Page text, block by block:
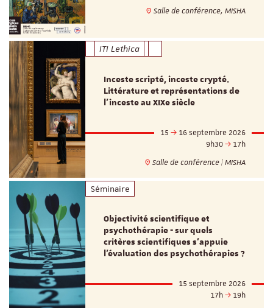
Salle de conférence, MISHA
ITI Lethica
Inceste scripté, inceste crypté.
Littérature et représentations de
l’inceste au XIXe siècle
15
16 septembre 2026
9h30
17h
Salle de conférence | MISHA
Séminaire
Objectivité scientifique et
psychothérapie - sur quels
critères scientifiques s'appuie
l'évaluation des psychothérapies ?
15 septembre 2026
17h
19h